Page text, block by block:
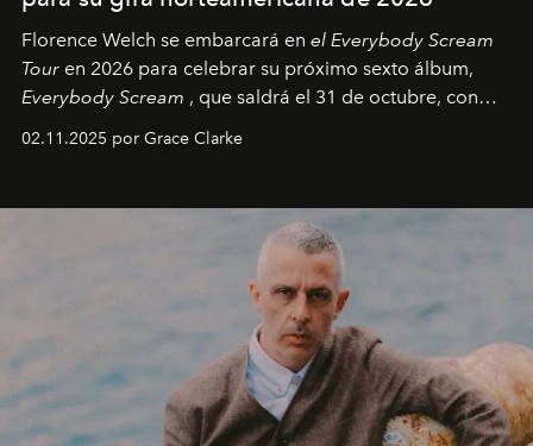
Florence Welch se embarcará en el Everybody Scream
Tour en 2026 para celebrar su próximo sexto álbum,
Everybody Scream , que saldrá el 31 de octubre, con
fechas en Norteamérica a partir de abril del próximo
02.11.2025 por Grace Clarke